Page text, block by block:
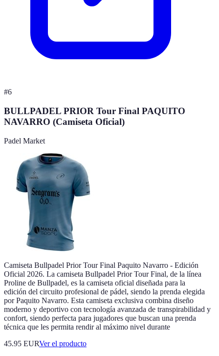
#6
BULLPADEL PRIOR Tour Final PAQUITO
NAVARRO (Camiseta Oficial)
Padel Market
Camiseta Bullpadel Prior Tour Final Paquito Navarro - Edición
Oficial 2026. La camiseta Bullpadel Prior Tour Final, de la línea
Proline de Bullpadel, es la camiseta oficial diseñada para la
edición del circuito profesional de pádel, siendo la prenda elegida
por Paquito Navarro. Esta camiseta exclusiva combina diseño
moderno y deportivo con tecnología avanzada de transpirabilidad y
confort, siendo perfecta para jugadores que buscan una prenda
técnica que les permita rendir al máximo nivel durante
45.95 EURVer el producto